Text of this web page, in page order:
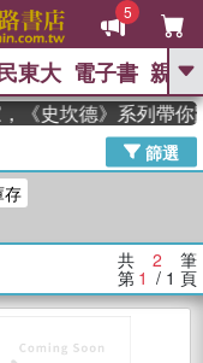
5
GO
The Odyssey 、
歷史是一群喵 、 暑期
克獎 臺灣漫遊錄
、 偉大的迷走神經
東大 電子書 親子
《史坎德》系列帶你
篩選
存
共 2 筆
第 1 / 1 頁